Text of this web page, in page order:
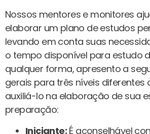
Nossos mentores e monitores
elaborar um plano de estudos
levando em conta suas
o tempo disponível para estudo
qualquer forma, apresento a
gerais para três níveis diferentes
auxiliá-lo na elaboração de sua
preparação:
Iniciante: É aconselhável